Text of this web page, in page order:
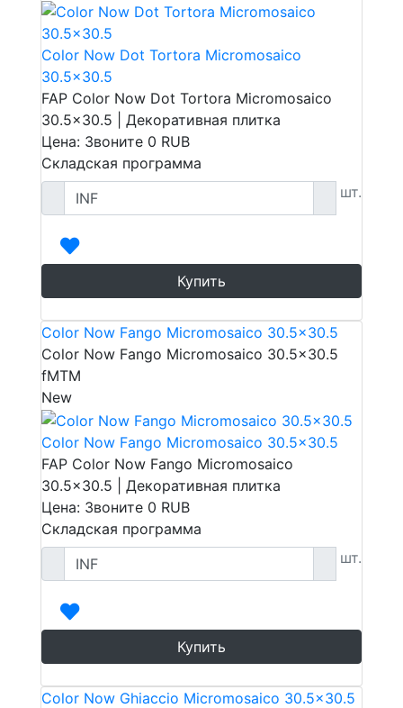
Color Now Dot Tortora Micromosaico
30.5x30.5
FAP Color Now Dot Tortora Micromosaico
30.5x30.5 | Декоративная плитка
Цена: Звоните 0 RUB
Складская программа
шт.
Купить
Color Now Fango Micromosaico 30.5x30.5
Color Now Fango Micromosaico 30.5x30.5
fMTM
New
Color Now Fango Micromosaico 30.5x30.5
FAP Color Now Fango Micromosaico
30.5x30.5 | Декоративная плитка
Цена: Звоните 0 RUB
Складская программа
шт.
Купить
Color Now Ghiaccio Micromosaico 30.5x30.5